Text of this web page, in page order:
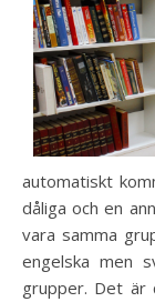
automatiskt
dåliga och en
vara samma
engelska men
grupper. Det är